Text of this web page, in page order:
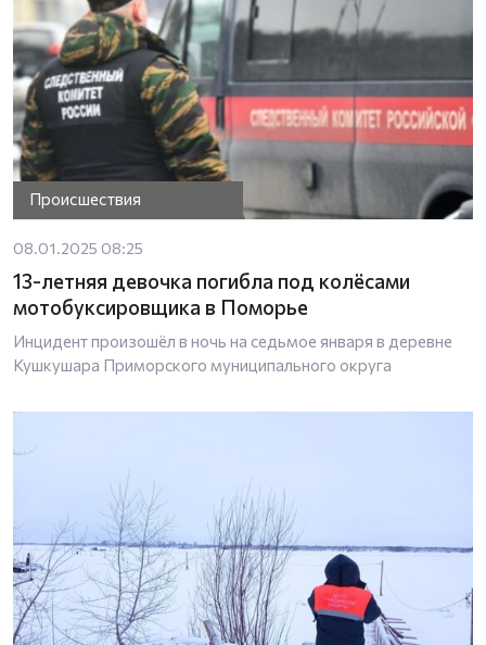
Происшествия
08.01.2025 08:25
13-летняя девочка погибла под колёсами
мотобуксировщика в Поморье
Инцидент произошёл в ночь на седьмое января в деревне
Кушкушара Приморского муниципального округа